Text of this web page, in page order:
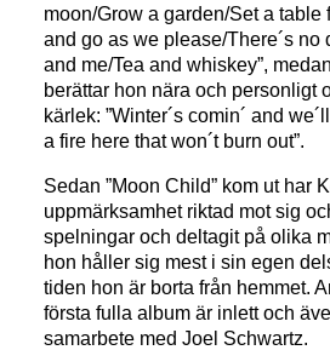
moon/Grow a garden/Set a table
and go as we please/There´s no
and me/Tea and whiskey”,
berättar hon nära och personligt
kärlek: ”Winter´s comin´ and
a fire here that won´t burn out”.
Sedan ”Moon Child” kom ut har
uppmärksamhet riktad mot sig
spelningar och deltagit på olika
hon håller sig mest i sin egen
tiden hon är borta från hemmet.
första fulla album är inlett och
samarbete med Joel Schwartz.